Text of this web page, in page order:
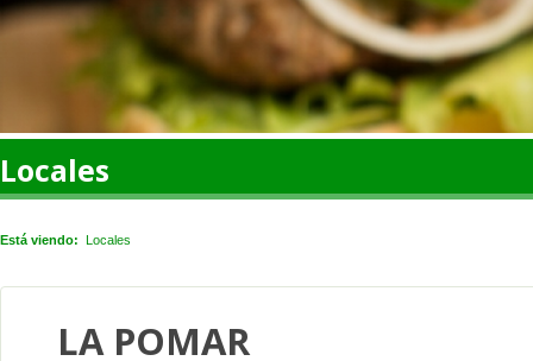
Locales
Está viendo: Locales
LA POMAR